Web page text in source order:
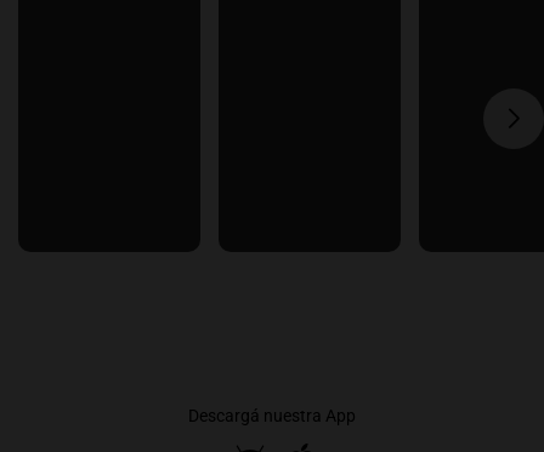
Descargá nuestra App